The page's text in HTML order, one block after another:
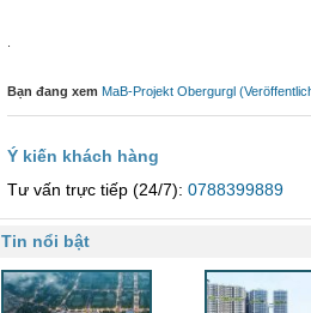
Bạn đang xem MaB-Projekt Obergurgl
Ý kiến khách hàng
Tư vấn trực tiếp (24/7): 0788399889
Tin nổi bật